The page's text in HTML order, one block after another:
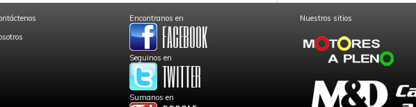
Encontranos en
Seguinos en
Sumanos en
Nuestros sitios